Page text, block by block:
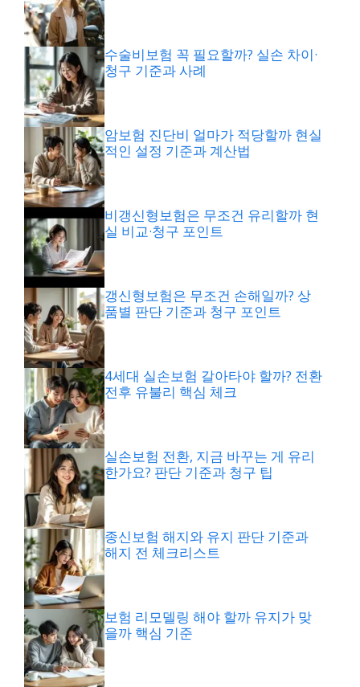
수술비보험 꼭 필요할까? 실손 차이·
청구 기준과 사례
암보험 진단비 얼마가 적당할까 현실
적인 설정 기준과 계산법
비갱신형보험은 무조건 유리할까 현
실 비교·청구 포인트
갱신형보험은 무조건 손해일까? 상
품별 판단 기준과 청구 포인트
4세대 실손보험 갈아타야 할까? 전환
전후 유불리 핵심 체크
실손보험 전환, 지금 바꾸는 게 유리
한가요? 판단 기준과 청구 팁
종신보험 해지와 유지 판단 기준과
해지 전 체크리스트
보험 리모델링 해야 할까 유지가 맞
을까 핵심 기준